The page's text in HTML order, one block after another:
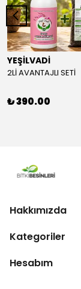
YEŞİLVADİ
2Lİ AVANTAJLI SETİ
₺ 390.00
Hakkımızda
Kategoriler
Hesabım